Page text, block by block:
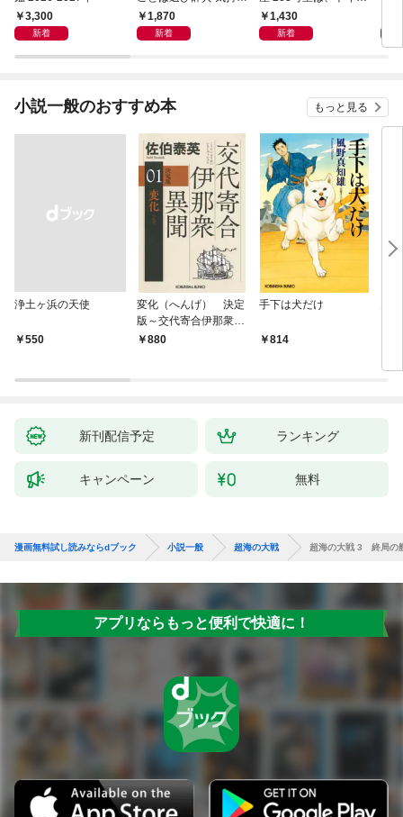
3,300
新着
のことば
1,870
新着
の花子さんの部屋？
1,430
新着
小説一般のおすすめ本 もっと見る
浄土ヶ浜の天使
￥550
変化（へんげ） 決定
版～交代寄合伊那衆異
聞（1）～
880
手下は犬だけ
814
新刊配信予定 ランキング
キャンペーン 無料
漫画無料試し読みならdブック 小説一般 超海の大戦 超海の大戦 3 終局の
アプリならもっと便利で快適に！